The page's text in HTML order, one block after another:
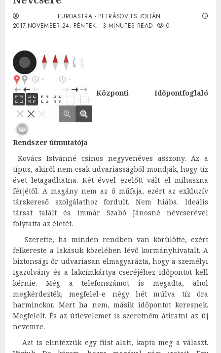
EUROASTRA - PETRÁSOVITS ZOLTÁN
2017.NOVEMBER.24. PÉNTEK.
3 MINUTES READ 0
Központi Időpontfoglaló
Rendszer útmutatója
Kovács Istvánné csinos negyvenéves asszony. Az a
típus, akiről nem csak udvariasságból mondják, hogy tíz
évet letagadhatna. Két évvel ezelőtt vált el mihaszna
férjétől. A magány nem az ő műfaja, ezért az exkluzív
társkereső szolgálathoz fordult. Nem hiába. Ideális
társat talált és immár Szabó Jánosné névcserével
folytatta az életét.
Szerette, ha minden rendben van körülötte, ezért
felkereste a lakásuk közelében lévő kormányhivatalt. A
biztonsági őr udvariasan elmagyarázta, hogy a személyi
igazolvány és a lakcímkártya cseréjéhez időpontot kell
kérnie. Még a telefonszámot is megadta, ahol
megkérdezték, megfelel-e négy hét múlva tíz óra
harminckor. Mert ha nem, másik időpontot keresnek.
Megfelelt. És az útlevelemet is szeretném átíratni az új
nevemre.
Azt is elintézzük egy füst alatt, kapta meg a választ.